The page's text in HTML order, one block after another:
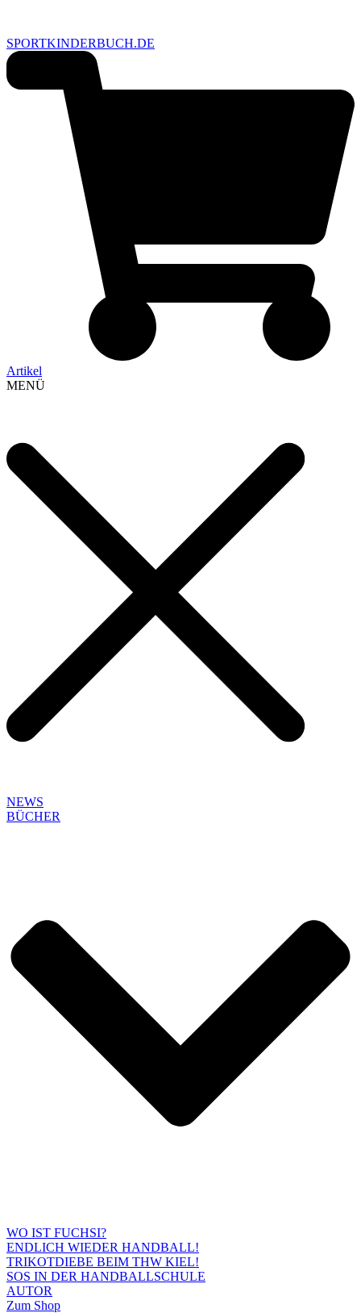
SPORTKINDERBUCH.DE
Artikel
MENÜ
NEWS
BÜCHER
WO IST FUCHSI?
ENDLICH WIEDER HANDBALL!
TRIKOTDIEBE BEIM THW KIEL!
SOS IN DER HANDBALLSCHULE
AUTOR
Zum Shop